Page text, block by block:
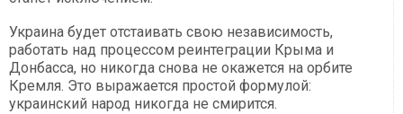
Украина будет отстаивать свою независимость,
работать над процессом реинтеграции Крыма и
Донбасса, но никогда снова не окажется на орбите
Кремля. Это выражается простой формулой:
украинский народ никогда не смирится.